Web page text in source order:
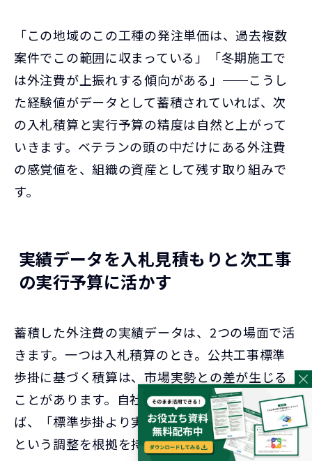
「この地域のこの工種の発注単価は、過去複数
案件でこの範囲に収まっている」「冬期施工で
は外注費が上振れする傾向がある」──こうし
た経験値がデータとして蓄積されていれば、次
の入札積算と実行予算の精度は自然と上がって
いきます。ベテランの頭の中だけにある外注費
の感覚値を、組織の資産として残す取り組みで
す。
実績データを入札見積もりと次工事
の実行予算に活かす
蓄積した外注費の実績データは、2つの場面で活
きます。一つは入札積算のとき。公共工事標準
歩掛に基づく積算は、市場実勢との差が生じる
ことがあります。自社の実績データを参照すれ
ば、「標準歩掛より実績単価はこれだけ高め」
という調整を根拠を持って行えます。